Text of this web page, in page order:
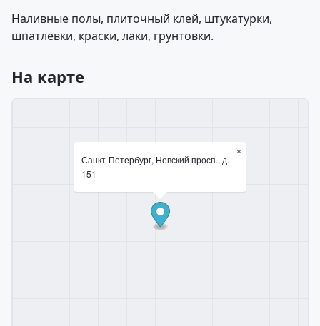
Наливные полы, плиточный клей, штукатурки,
шпатлевки, краски, лаки, грунтовки.
На карте
Санкт-Петербург, Невский просп., д.
151
×